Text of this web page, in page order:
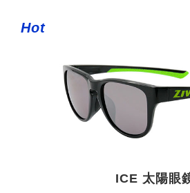
Hot
ICE 太陽眼